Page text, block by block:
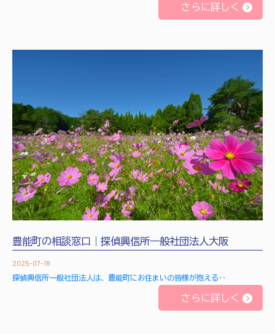
さらに詳しく
豊能町の相談窓口｜探偵興信所一般社団法人大阪
2025-07-18
探偵興信所一般社団法人は、豊能町にお住まいの皆様が抱える‥
さらに詳しく